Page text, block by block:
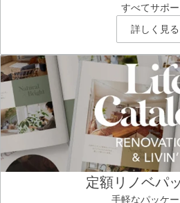
すべてサポー
詳しく見る
定額リノベパ
手軽なパッケ